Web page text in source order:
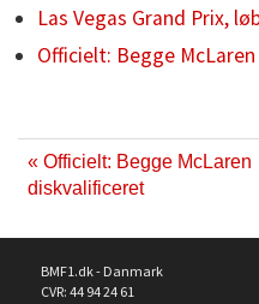
Las Vegas Grand Prix,
Officielt: Begge
« Officielt: Begge McLaren
diskvalificeret
BMF1.dk - Danmark
CVR: 44 94 24 61